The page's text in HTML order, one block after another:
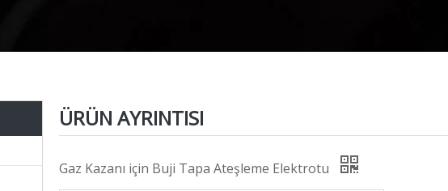
ÜRÜN AYRINTISI
Gaz Kazanı için Buji Tapa Ateşleme Elektrotu